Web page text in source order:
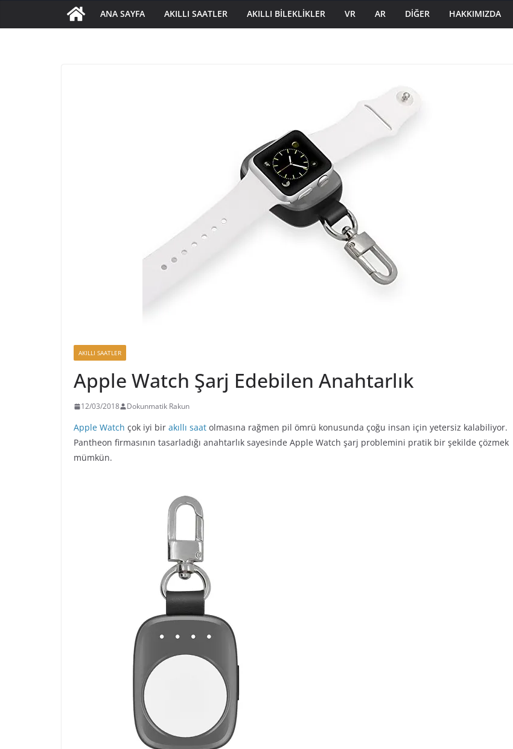
ANA SAYFA AKILLI SAATLER AKILLI BILEKLIKLER VR AR DIĞER HAKKIMIZDA
AKILLI SAATLER
Apple Watch Şarj Edebilen Anahtarlık
12/03/2018 Dokunmatik Rakun
Apple Watch çok iyi bir akıllı saat olmasına rağmen pil ömrü konusunda çoğu insan için yetersiz kalabiliyor.
Pantheon firmasının tasarladığı anahtarlık sayesinde Apple Watch şarj problemini pratik bir şekilde çözmek
mümkün.